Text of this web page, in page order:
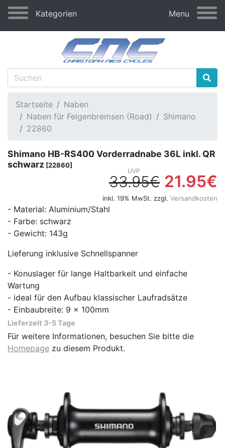
Kategorien Menu
Startseite
Naben
Naben für Felgenbremsen (Road)
Shimano
22860
Shimano HB-RS400 Vorderradnabe 36L inkl. QR
schwarz [22860]
33.95€ 21.95€
inkl. 19% MwSt. zzgl. Versandkosten
- Material: Aluminium/Stahl
- Farbe: schwarz
- Gewicht: 143g
Lieferung inklusive Schnellspanner
- Konuslager für lange Haltbarkeit und einfache
Wartung
- ideal für den Aufbau klassischer Laufradsätze
- Einbaubreite: 9 x 100mm
Lieferzeit 3-5 Tage
Für weitere Informationen, besuchen Sie bitte die
Homepage zu diesem Produkt.